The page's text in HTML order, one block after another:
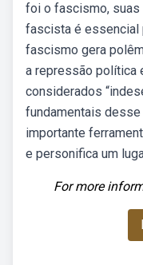
foi o fascismo,
fascista é essencial
fascismo gera
a repressão política
considerados
fundamentais desse
importante
e personifica um
For more